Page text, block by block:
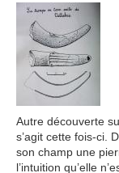
Autre découverte
s’agit cette fois-ci.
son champ une
l’intuition qu’elle